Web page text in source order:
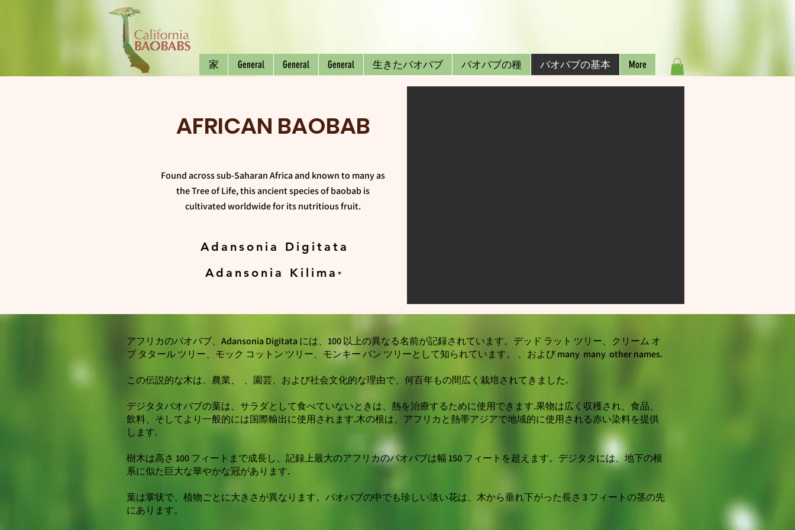
家 General General General 生きたバオバブ バオバブの種 バオバブの基本 More
AFRICAN BAOBAB
Found across sub-Saharan Africa and known to many as
the Tree of Life, this ancient species of baobab is
cultivated worldwide for its nutritious fruit.
Adansonia Digitata
Adansonia Kilima *
アフリカのバオバブ、Adansonia Digitata には、100 以上の異なる名前が記録されています。デッド ラット ツリー、クリーム オ
ブ タタール ツリー、モック コットン ツリー、モンキー パン ツリーとして知られています。 、および many many other names.
この伝説的な木は、農業、 、園芸、および社会文化的な理由で、何百年もの間広く栽培されてきました.
デジタタバオバブの葉は、サラダとして食べていないときは、熱を治療するために使用できます.果物は広く収穫され、食品、
飲料、そしてより一般的には国際輸出に使用されます.木の根は、アフリカと熱帯アジアで地域的に使用される赤い染料を提供
します.
樹木は高さ 100 フィートまで成長し、記録上最大のアフリカのバオバブは幅 150 フィートを超えます。デジタタには、地下の根
系に似た巨大な華やかな冠があります.
葉は掌状で、植物ごとに大きさが異なります。バオバブの中でも珍しい淡い花は、木から垂れ下がった長さ 3 フィートの茎の先
にあります。